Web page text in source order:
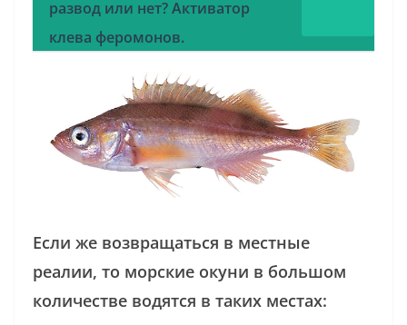
развод или нет? Активатор
клева феромонов.
Если же возвращаться в местные
реалии, то морские окуни в большом
количестве водятся в таких местах: